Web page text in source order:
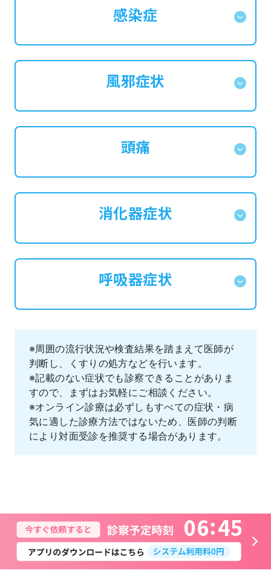
感染症
風邪症状
頭痛
消化器症状
呼吸器症状
※周囲の流行状況や検査結果を踏まえて医師が
判断し、くすりの処方などを行います。
※記載のない症状でも診察できることがありま
すので、まずはお気軽にご相談ください。
※オンライン診療は必ずしもすべての症状・病
気に適した診療方法ではないため、医師の判断
により対面受診を推奨する場合があります。
06 45